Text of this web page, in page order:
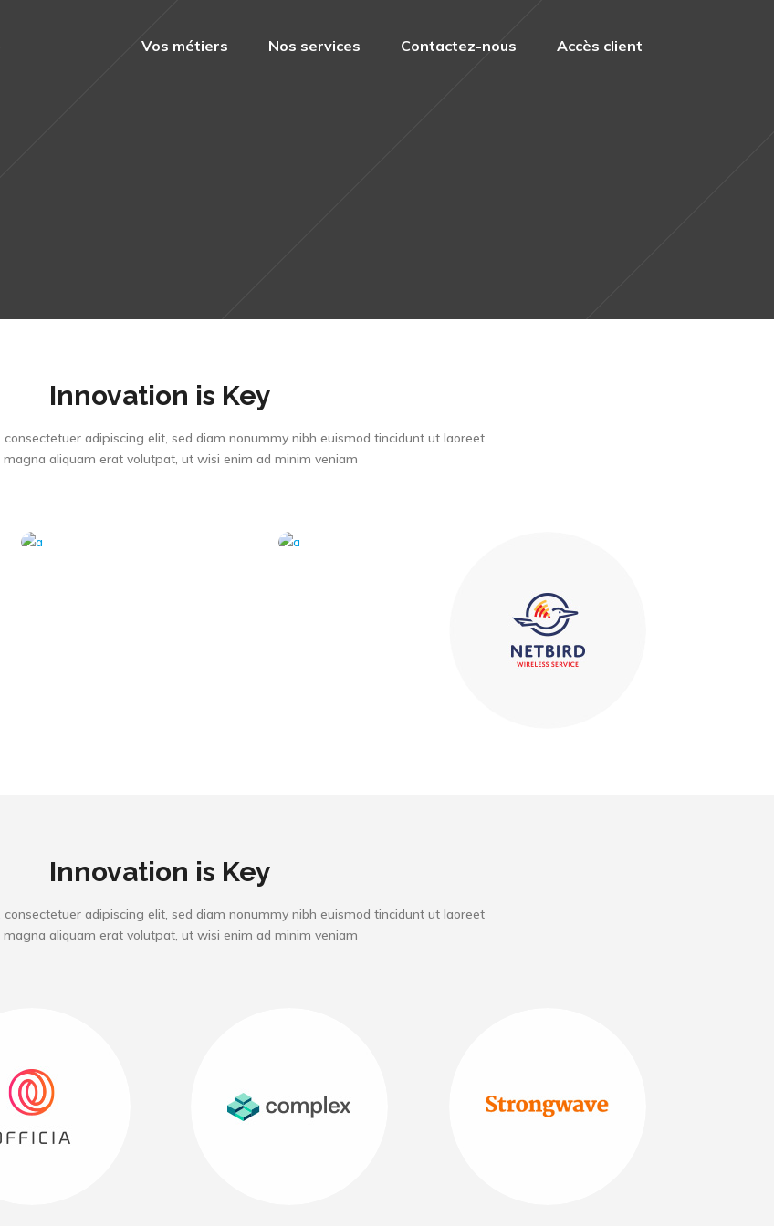
Vos métiers Nos services Contactez-nous Accès client
Innovation is Key
adipiscing elit, sed diam nonummy nibh euismod tincidunt ut laoreet
magna aliquam erat volutpat, ut wisi enim ad minim veniam
Innovation is Key
adipiscing elit, sed diam nonummy nibh euismod tincidunt ut laoreet
magna aliquam erat volutpat, ut wisi enim ad minim veniam